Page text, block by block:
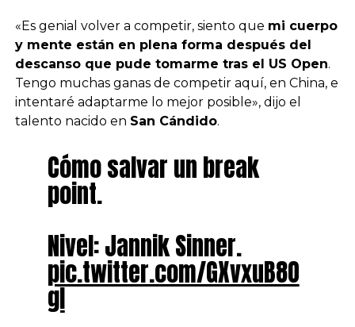
«Es genial volver a competir, siento que mi cuerpo
y mente están en plena forma después del
descanso que pude tomarme tras el US Open.
Tengo muchas ganas de competir aquí, en China, e
intentaré adaptarme lo mejor posible», dijo el
talento nacido en San Cándido.
Cómo salvar un break
point.
Nivel: Jannik Sinner.
pic.twitter.com/GXvxuB8O
gl